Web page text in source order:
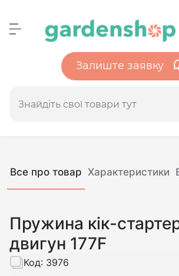
Залиште заявку
Все про товар Характеристики
Пружина кік-
двигун 177F
Код: 3976